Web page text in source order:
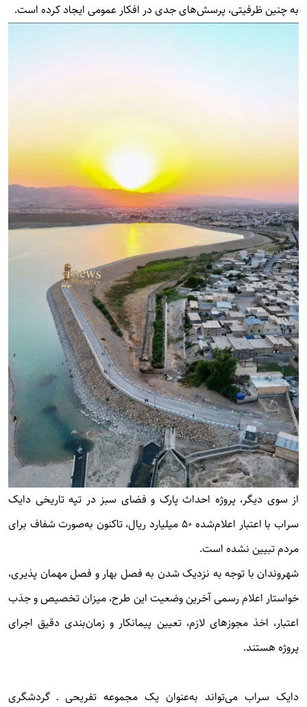
به چنین ظرفیتی، پرسش‌های جدی در افکار عمومی ایجاد کرده است.
از سوی دیگر، پروژه احداث پارک و فضای سبز در تپه تاریخی دایک
سراب با اعتبار اعلام‌شده ۵۰ میلیارد ریال، تاکنون به‌صورت شفاف برای
مردم تبیین نشده است.
شهروندان با توجه به نزدیک شدن به فصل بهار و فصل مهمان پذیری،
خواستار اعلام رسمی آخرین وضعیت این طرح، میزان تخصیص و جذب
اعتبار، اخذ مجوزهای لازم، تعیین پیمانکار و زمان‌بندی دقیق اجرای
پروژه هستند.
دایک سراب می‌تواند به‌عنوان یک مجموعه تفریحی ـ گردشگری